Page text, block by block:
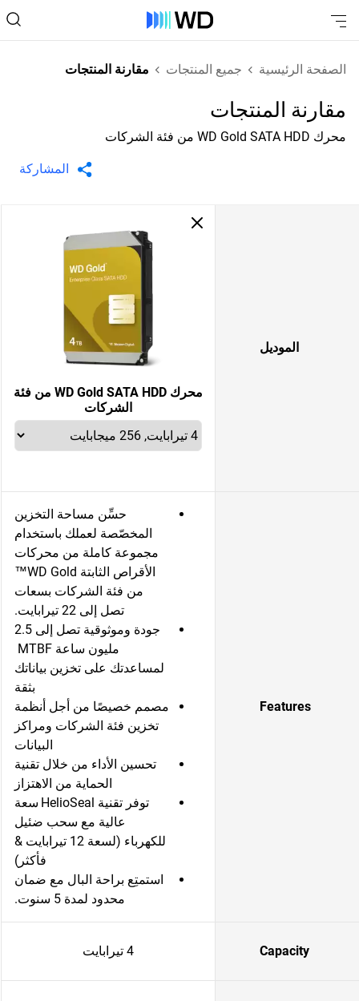
الصفحة الرئيسية جميع المنتجات مقارنة المنتجات
مقارنة المنتجات
محرك WD Gold SATA HDD من فئة الشركات
المشاركة
الموديل
محرك WD Gold SATA HDD من فئة
الشركات
Features
حسِّن مساحة التخزين
المخصّصة لعملك باستخدام
مجموعة كاملة من محركات
الأقراص الثابتة WD Gold™
من فئة الشركات بسعات
تصل إلى 22 تيرابايت.
جودة وموثوقية تصل إلى 2.5
لمساعدتك على تخزين بياناتك
بثقة
مصمم خصيصًا من أجل أنظمة
تخزين فئة الشركات ومراكز
البيانات
تحسين الأداء من خلال تقنية
الحماية من الاهتزاز
توفر تقنية HelioSeal
سعة
عالية مع سحب ضئيل
للكهرباء (لسعة 12 تيرابايت &
فأكثر)
استمتِع براحة البال مع ضمان
محدود لمدة 5 سنوت.
Capacity 4 تيرابايت